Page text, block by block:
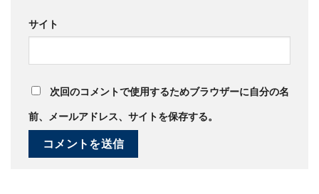
サイト
次回のコメントで使用するためブラウザーに自分の名
前、メールアドレス、サイトを保存する。